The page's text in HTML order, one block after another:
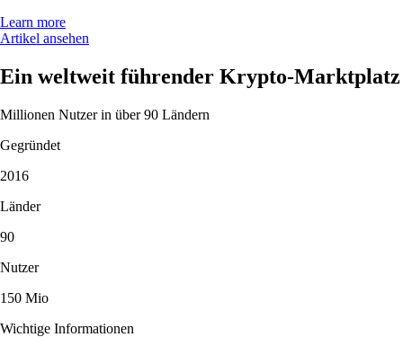
Learn more
Artikel ansehen
Ein weltweit führender Krypto-Marktplatz
Millionen Nutzer in über 90 Ländern
Gegründet
2016
Länder
90
Nutzer
150 Mio
Wichtige Informationen